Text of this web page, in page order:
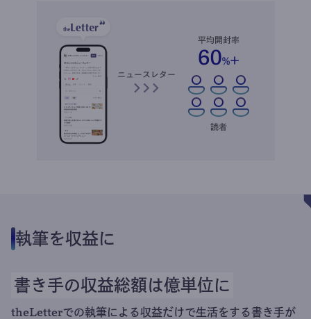
執筆を収益に
書き手の収益総額は億単位に
theLetterでの執筆による収益だけで生活をする書き手が